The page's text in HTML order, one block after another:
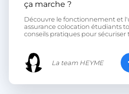
ça marche ?
Découvre le fonctionnement et
assurance colocation étudiants
conseils pratiques pour sécuriser
La team HEYME
VISITOR_PRIVACY_METADATA